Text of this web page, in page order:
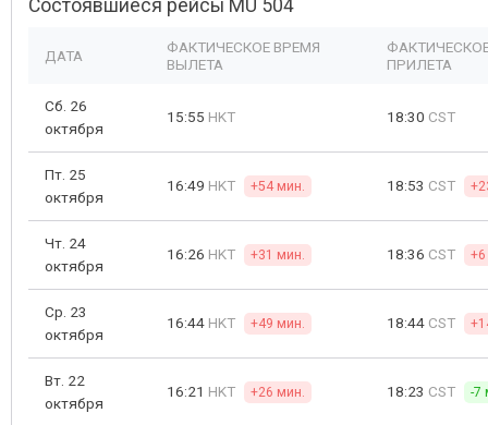
Состоявшиеся рейсы MU 504
ДАТА
ФАКТИЧЕСКОЕ ВРЕМЯ
ВЫЛЕТА
ПРИЛЕТА
Сб. 26
октября
15:55 HKT 18:30 CST
Пт. 25
октября
16:49 HKT +54 мин. 18:53 CST
Чт. 24
октября
16:26 HKT +31 мин. 18:36 CST
Ср. 23
октября
16:44 HKT +49 мин. 18:44 CST
Вт. 22
октября
16:21 HKT +26 мин. 18:23 CST -7